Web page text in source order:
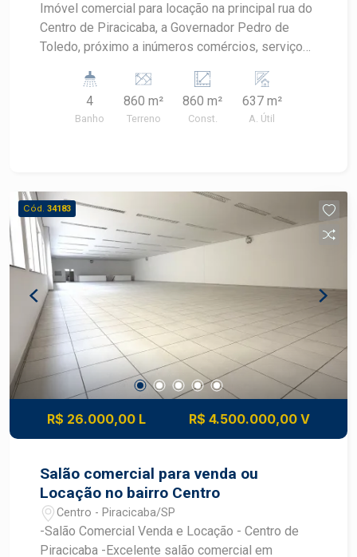
Imóvel comercial para locação na principal rua do
Centro de Piracicaba, a Governador Pedro de
Toledo, próximo a inúmeros comércios, serviços,
acesso a outras áreas do Centro e diversos
bairros. - 637m² de área útil; - Copa; - 4
Banheiros, sendo 1 adaptado para PNE; - Ar
4
Banho
860 m²
Terreno
860 m²
Const.
637 m²
A. Útil
Cód. 34183
R$ 26.000,00 L R$ 4.500.000,00 V
Salão comercial para venda ou
Locação no bairro Centro
Centro - Piracicaba/SP
-Salão Comercial Venda e Locação - Centro de
Piracicaba -Excelente salão comercial em